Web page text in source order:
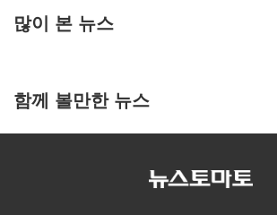
많이 본 뉴스
함께 볼만한 뉴스